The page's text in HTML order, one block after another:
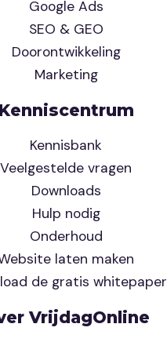
Google Ads
SEO & GEO
Doorontwikkeling
Marketing
Kenniscentrum
Kennisbank
Veelgestelde vragen
Downloads
Hulp nodig
Onderhoud
laten maken
de gratis whitepaper
VrijdagOnline